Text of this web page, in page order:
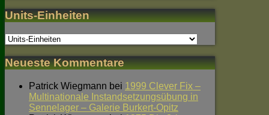
Units-Einheiten
Neueste Kommentare
Patrick Wiegmann bei 1999 Clever Fix –
Multinationale Instandsetzungsübung in
Sennelager – Galerie Burkert-Opitz